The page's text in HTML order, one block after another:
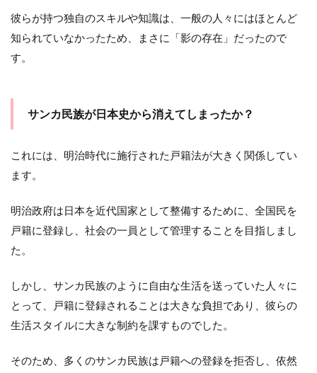
彼らが持つ独自のスキルや知識は、一般の人々にはほとんど
知られていなかったため、まさに「影の存在」だったので
す。
サンカ民族が日本史から消えてしまったか？
これには、明治時代に施行された戸籍法が大きく関係してい
ます。
明治政府は日本を近代国家として整備するために、全国民を
戸籍に登録し、社会の一員として管理することを目指しまし
た。
しかし、サンカ民族のように自由な生活を送っていた人々に
とって、戸籍に登録されることは大きな負担であり、彼らの
生活スタイルに大きな制約を課すものでした。
そのため、多くのサンカ民族は戸籍への登録を拒否し、依然